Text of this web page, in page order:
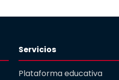
Servicios
Plataforma educativa